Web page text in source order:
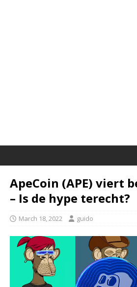
ApeCoin (APE) viert
– Is de hype terecht?
March 18, 2022 guido